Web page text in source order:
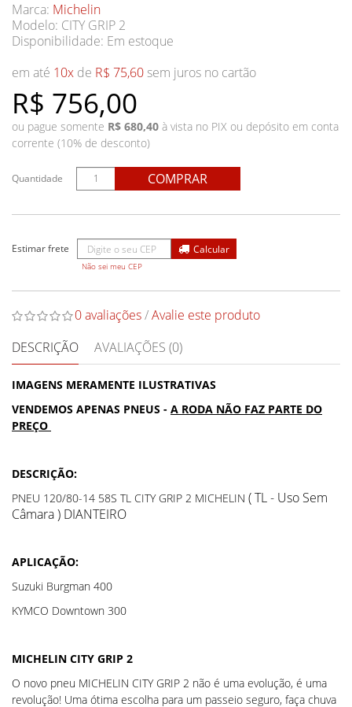
Marca: Michelin
Modelo: CITY GRIP 2
Disponibilidade: Em estoque
R$ 756,00
em até 10x de R$ 75,60 sem juros no cartão
ou pague somente R$ 680,40 à vista no PIX ou depósito em conta
corrente (10% de desconto)
Quantidade COMPRAR
Não sei meu CEP
0 avaliações/Avalie este produto
DESCRIÇÃO
AVALIAÇÕES (0)
IMAGENS MERAMENTE ILUSTRATIVAS
VENDEMOS APENAS PNEUS - A RODA NÃO FAZ PARTE DO
PREÇO
DESCRIÇÃO:
PNEU 120/80-14 58S TL CITY GRIP 2 MICHELIN ( TL - Uso Sem
Câmara ) DIANTEIRO
APLICAÇÃO:
Suzuki Burgman 400
KYMCO Downtown 300
MICHELIN CITY GRIP 2
O novo pneu MICHELIN CITY GRIP 2 não é uma evolução, é uma
revolução! Uma ótima escolha para um passeio seguro, faça chuva